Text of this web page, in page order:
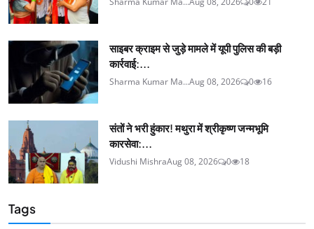
साइबर क्राइम से जुड़े मामले में यूपी पुलिस की बड़ी
कार्रवाई:...
Sharma Kumar Ma...Aug 08, 2026 0 16
संतों ने भरी हुंकार! मथुरा में श्रीकृष्ण जन्मभूमि
कारसेवा:...
Vidushi MishraAug 08, 2026 0 18
Tags